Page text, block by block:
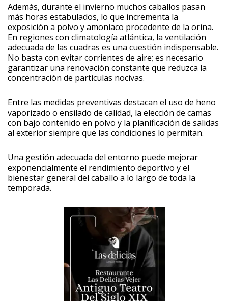
Además, durante el invierno muchos caballos pasan
más horas estabulados, lo que incrementa la
exposición a polvo y amoníaco procedente de la orina.
En regiones con climatología atlántica, la ventilación
adecuada de las cuadras es una cuestión indispensable.
No basta con evitar corrientes de aire; es necesario
garantizar una renovación constante que reduzca la
concentración de partículas nocivas.
Entre las medidas preventivas destacan el uso de heno
vaporizado o ensilado de calidad, la elección de camas
con bajo contenido en polvo y la planificación de salidas
al exterior siempre que las condiciones lo permitan.
Una gestión adecuada del entorno puede mejorar
exponencialmente el rendimiento deportivo y el
bienestar general del caballo a lo largo de toda la
temporada.